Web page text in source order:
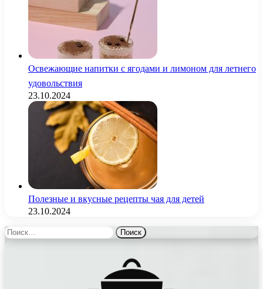
Освежающие напитки с ягодами и лимоном для летнего
удовольствия
23.10.2024
Полезные и вкусные рецепты чая для детей
23.10.2024
Найти: